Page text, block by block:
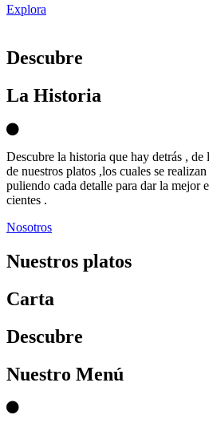
Explora
Descubre
La Historia
Descubre la historia que hay detrás , de
de nuestros platos ,los cuales se
puliendo cada detalle para dar la mejor
cientes .
Nosotros
Nuestros platos
Carta
Descubre
Nuestro Menú